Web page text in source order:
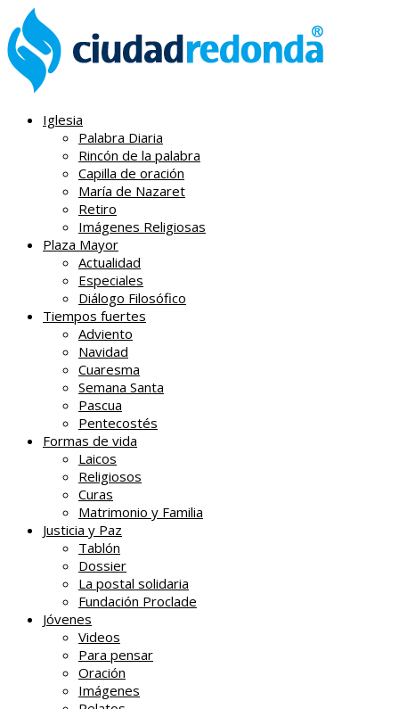
Iglesia
Palabra Diaria
Rincón de la palabra
Capilla de oración
María de Nazaret
Retiro
Imágenes Religiosas
Plaza Mayor
Actualidad
Especiales
Diálogo Filosófico
Tiempos fuertes
Adviento
Navidad
Cuaresma
Semana Santa
Pascua
Pentecostés
Formas de vida
Laicos
Religiosos
Curas
Matrimonio y Familia
Justicia y Paz
Tablón
Dossier
La postal solidaria
Fundación Proclade
Jóvenes
Videos
Para pensar
Oración
Imágenes